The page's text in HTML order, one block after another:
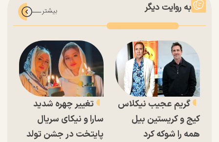
به روایت دیگر
گریم عجیب نیکلاس
کیج و کریستین بیل
همه را شوکه کرد
تغییر چهره شدید
سارا و نیکای سریال
پایتخت در جشن تولد